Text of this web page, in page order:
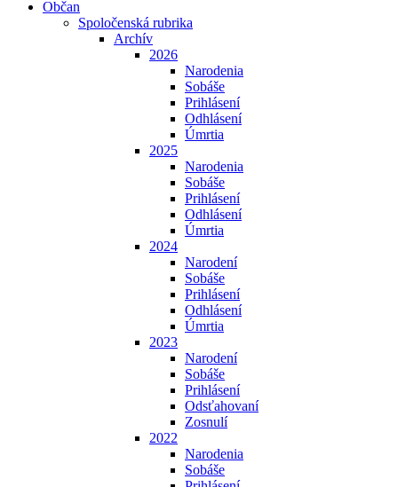
Občan
Spoločenská rubrika
Archív
2026
Narodenia
Sobáše
Prihlásení
Odhlásení
Úmrtia
2025
Narodenia
Sobáše
Prihlásení
Odhlásení
Úmrtia
2024
Narodení
Sobáše
Prihlásení
Odhlásení
Úmrtia
2023
Narodení
Sobáše
Prihlásení
Odsťahovaní
Zosnulí
2022
Narodenia
Sobáše